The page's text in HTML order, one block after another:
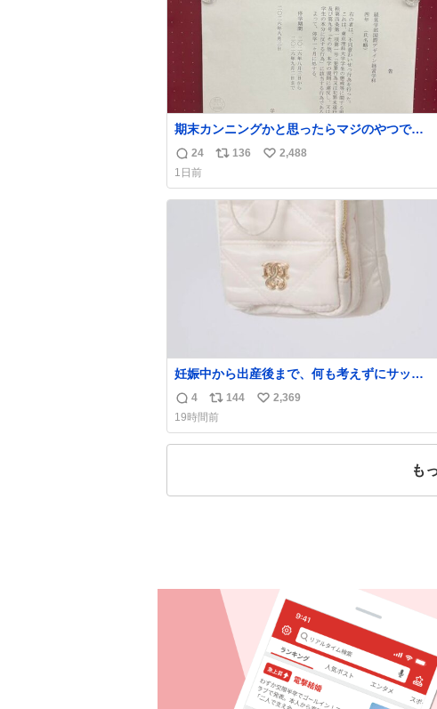
期末カンニングかと思ったらマジのやつで草
B4でIDMってことはおそらく就職だし、内定
取り消し？ それと夏休み期間の停学って無意
味じゃね？
返
信
数
24
リ
ス
136
い
ね
数
2,488
1日前
妊娠中から出産後まで、何も考えずにサッと
持って行けるようなショルダーバッグが欲し
いな〜と思っていたのだけど snidelでめちゃ
くちゃピッタリなものを見つけたので買っ
た！✨ スマホと小物とペットボトルが入るの
返
信
数
4
リ
ポ
ス
144
い
ね
2,369
19時間前
も